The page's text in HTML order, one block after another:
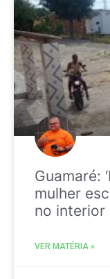
Guamaré:
mulher
no interior
VER MATÉRIA »